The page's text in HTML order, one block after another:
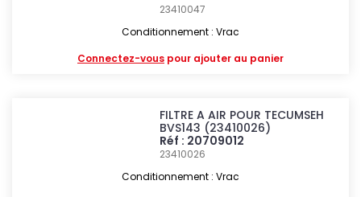
23410047
Conditionnement : Vrac
Connectez-vous pour ajouter au panier
FILTRE A AIR POUR TECUMSEH
BVS143 (23410026)
Réf : 20709012
23410026
Conditionnement : Vrac